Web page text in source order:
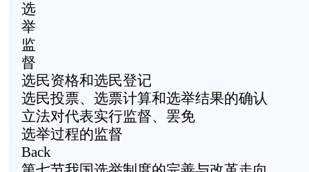
选
举
监
督
选民资格和选民登记
选民投票、选票计算和选举结果的确认
立法对代表实行监督、罢免
选举过程的监督
Back